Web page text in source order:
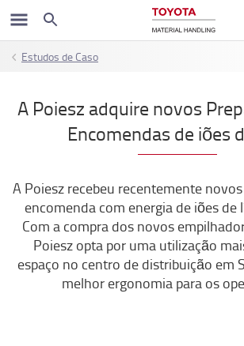
Estudos de Caso
A Poiesz adquire novos
Encomendas de iões
A Poiesz recebeu recentemente
encomenda com energia de iões de
Com a compra dos novos
Poiesz opta por uma utilização
espaço no centro de distribuição em
melhor ergonomia para os